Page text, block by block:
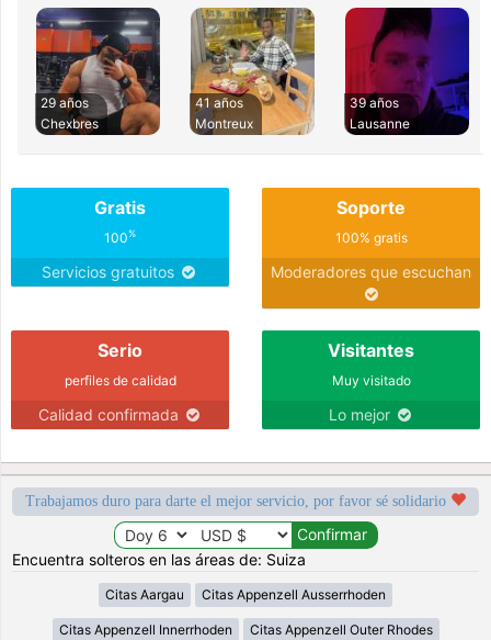
29 años
Chexbres
41 años
Montreux
39 años
Lausanne
Gratis
100%
Servicios gratuitos
Soporte
100% gratis
Moderadores que escuchan
Serio
perfiles de calidad
Calidad confirmada
Visitantes
Muy visitado
Lo mejor
Trabajamos duro para darte el mejor servicio, por favor sé solidario
Encuentra solteros en las áreas de: Suiza
Citas Aargau Citas Appenzell Ausserrhoden
Citas Appenzell Innerrhoden Citas Appenzell Outer Rhodes